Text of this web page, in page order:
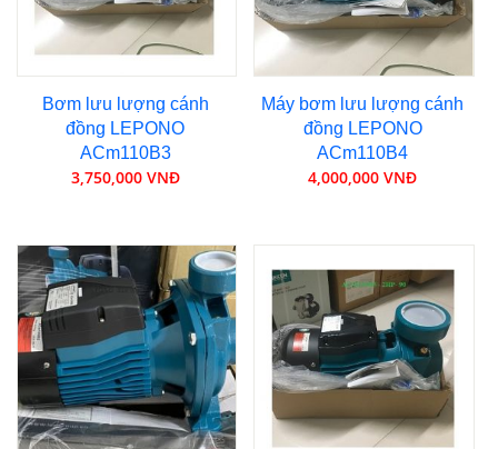
Bơm lưu lượng cánh
đồng LEPONO
ACm110B3
3,750,000 VNĐ
Máy bơm lưu lượng cánh
đồng LEPONO
ACm110B4
4,000,000 VNĐ